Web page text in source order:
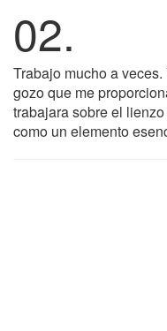
02.
Trabajo mucho a
gozo que me
trabajara sobre el
como un elemento